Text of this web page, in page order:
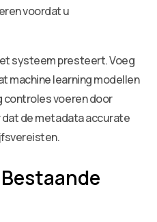
voordat u
systeem presteert. Voeg
machine learning modellen
controles voeren door
de metadata accurate